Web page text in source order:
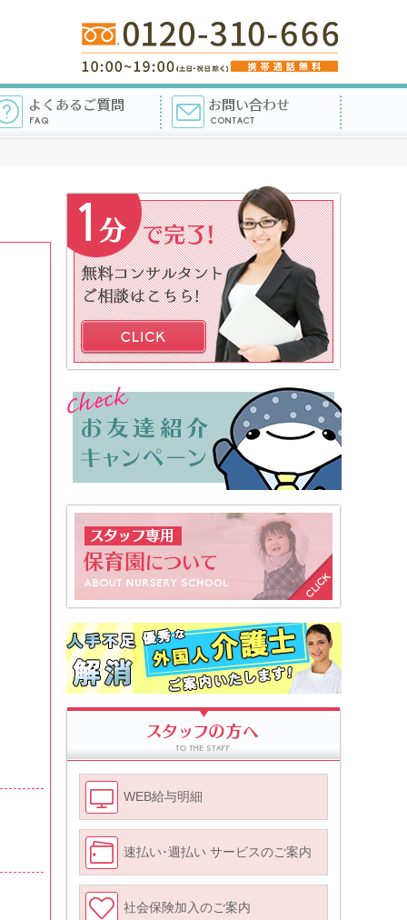
WEB給与明細
速払い･週払い サービスのご案内
社会保険加入のご案内